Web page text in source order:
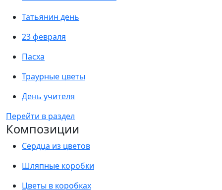
Татьянин день
23 февраля
Пасха
Траурные цветы
День учителя
Перейти в раздел
Композиции
Сердца из цветов
Шляпные коробки
Цветы в коробках